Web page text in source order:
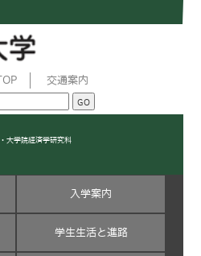
交通案内
大学院経済学研究科
入学案内
学生生活と進路